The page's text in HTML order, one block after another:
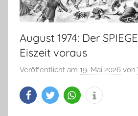
August 1974: Der
Eiszeit voraus
Veröffentlicht am 19. Mai 2026 von